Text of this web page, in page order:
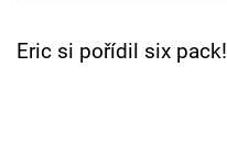
Eric si pořídil six pack!